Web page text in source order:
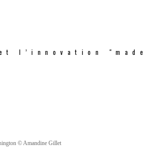
l’innovation
© Amandine Gillet